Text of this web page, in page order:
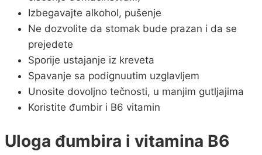
Izbegavajte alkohol, pušenje
Ne dozvolite da stomak bude prazan i da se
prejedete
Sporije ustajanje iz kreveta
Spavanje sa podignuutim uzglavljem
Unosite dovoljno tečnosti, u manjim gutljajima
Koristite đumbir i B6 vitamin
Uloga đumbira i vitamina B6